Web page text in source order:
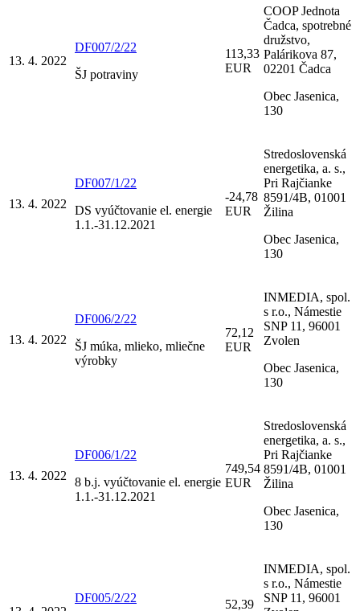
13. 4. 2022
DF007/2/22
ŠJ potraviny
113,33
EUR
COOP Jednota
Čadca, spotrebné
družstvo,
Palárikova 87,
02201 Čadca
Obec Jasenica,
130
13. 4. 2022
DF007/1/22
DS vyúčtovanie el. energie
1.1.-31.12.2021
-24,78
EUR
Stredoslovenská
energetika, a. s.,
Pri Rajčianke
8591/4B, 01001
Žilina
Obec Jasenica,
130
13. 4. 2022
DF006/2/22
ŠJ múka, mlieko, mliečne
výrobky
72,12
EUR
INMEDIA, spol.
s r.o., Námestie
SNP 11, 96001
Zvolen
Obec Jasenica,
130
13. 4. 2022
DF006/1/22
8 b.j. vyúčtovanie el. energie
1.1.-31.12.2021
749,54
EUR
Stredoslovenská
energetika, a. s.,
Pri Rajčianke
8591/4B, 01001
Žilina
Obec Jasenica,
130
DF005/2/22 52,39
INMEDIA, spol.
s r.o., Námestie
SNP 11, 96001